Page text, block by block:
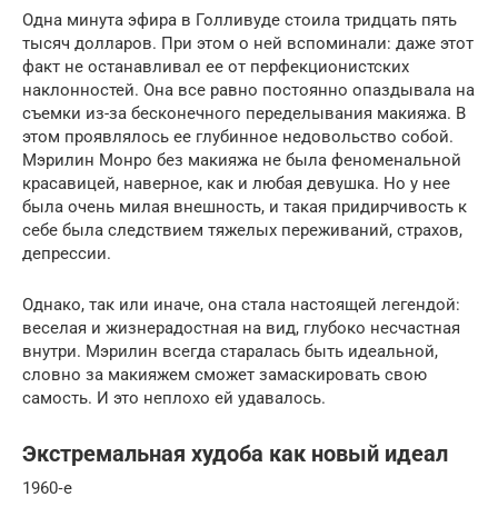
Одна минута эфира в Голливуде стоила тридцать пять
тысяч долларов. При этом о ней вспоминали: даже этот
факт не останавливал ее от перфекционистских
наклонностей. Она все равно постоянно опаздывала на
съемки из-за бесконечного переделывания макияжа. В
этом проявлялось ее глубинное недовольство собой.
Мэрилин Монро без макияжа не была феноменальной
красавицей, наверное, как и любая девушка. Но у нее
была очень милая внешность, и такая придирчивость к
себе была следствием тяжелых переживаний, страхов,
депрессии.
Однако, так или иначе, она стала настоящей легендой:
веселая и жизнерадостная на вид, глубоко несчастная
внутри. Мэрилин всегда старалась быть идеальной,
словно за макияжем сможет замаскировать свою
самость. И это неплохо ей удавалось.
Экстремальная худоба как новый идеал
1960‑е